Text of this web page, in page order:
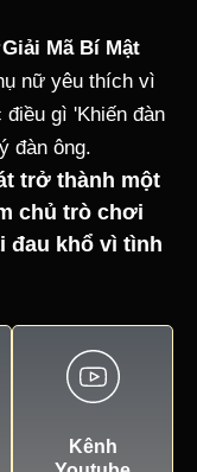
Mã Bí Mật
nữ yêu thích vì
gì 'Khiến đàn
đàn ông.
trở thành một
chủ trò chơi
đau khổ vì tình
Kênh